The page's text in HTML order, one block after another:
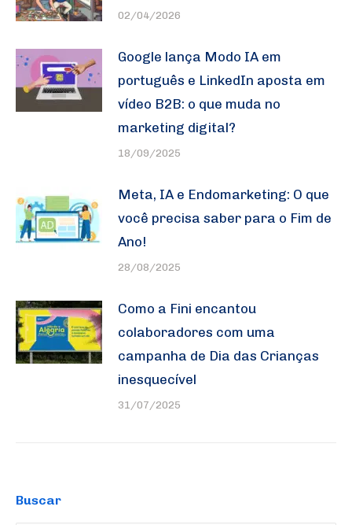
02/04/2026
Google lança Modo IA em
português e LinkedIn aposta em
vídeo B2B: o que muda no
marketing digital?
18/09/2025
Meta, IA e Endomarketing: O que
você precisa saber para o Fim de
Ano!
28/08/2025
Como a Fini encantou
colaboradores com uma
campanha de Dia das Crianças
inesquecível
31/07/2025
Buscar